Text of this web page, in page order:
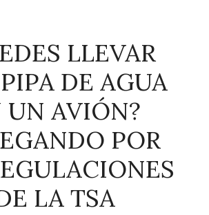
LLEVAR
DE AGUA
UN AVIÓN?
POR
LA TSA